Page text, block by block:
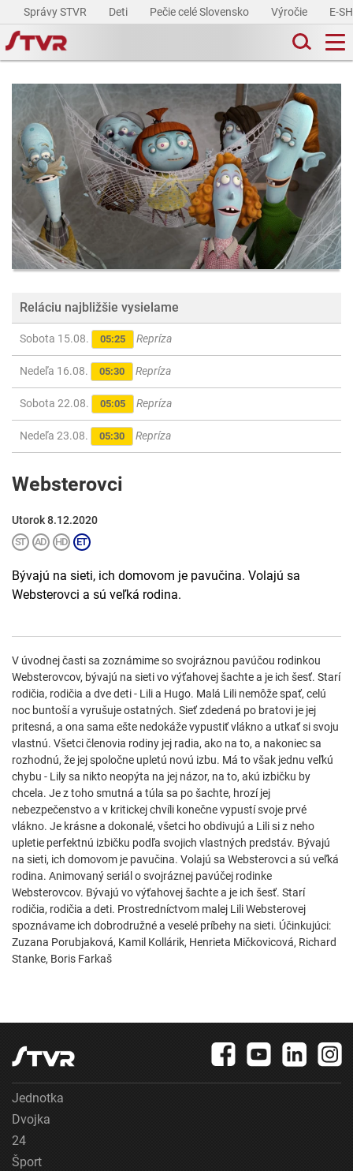
Správy STVR Deti Pečie celé Slovensko Výročie E-
Reláciu najbližšie vysielame
Sobota 15.08. 05:25 Repríza
Nedeľa 16.08. 05:30 Repríza
Sobota 22.08. 05:05 Repríza
Nedeľa 23.08. 05:30 Repríza
Websterovci
Utorok 8.12.2020
Bývajú na sieti, ich domovom je pavučina. Volajú sa
Websterovci a sú veľká rodina.
V úvodnej časti sa zoznámime so svojráznou pavúčou rodinkou
Websterovcov, bývajú na sieti vo výťahovej šachte a je ich šesť. Starí
rodičia, rodičia a dve deti - Lili a Hugo. Malá Lili nemôže spať, celú
noc buntoší a vyrušuje ostatných. Sieť zdedená po bratovi je jej
pritesná, a ona sama ešte nedokáže vypustiť vlákno a utkať si svoju
vlastnú. Všetci členovia rodiny jej radia, ako na to, a nakoniec sa
rozhodnú, že jej spoločne upletú novú izbu. Má to však jednu veľkú
chybu - Lily sa nikto neopýta na jej názor, na to, akú izbičku by
chcela. Je z toho smutná a túla sa po šachte, hrozí jej
nebezpečenstvo a v kritickej chvíli konečne vypustí svoje prvé
vlákno. Je krásne a dokonalé, všetci ho obdivujú a Lili si z neho
upletie perfektnú izbičku podľa svojich vlastných predstáv. Bývajú
na sieti, ich domovom je pavučina. Volajú sa Websterovci a sú veľká
rodina. Animovaný seriál o svojráznej pavúčej rodinke
Websterovcov. Bývajú vo výťahovej šachte a je ich šesť. Starí
rodičia, rodičia a deti. Prostredníctvom malej Lili Websterovej
spoznávame ich dobrodružné a veselé príbehy na sieti. Účinkujúci:
Zuzana Porubjaková, Kamil Kollárik, Henrieta Mičkovicová, Richard
Stanke, Boris Farkaš
Jednotka
Dvojka
24
Šport